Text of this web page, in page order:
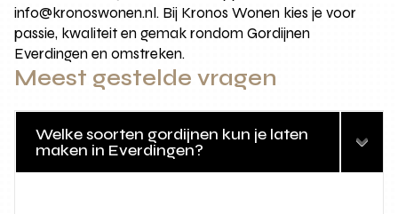
info@kronoswonen.nl. Bij Kronos Wonen kies je voor
passie, kwaliteit en gemak rondom Gordijnen
Everdingen en omstreken.
Meest gestelde vragen
Welke soorten gordijnen kun je laten
maken in Everdingen?